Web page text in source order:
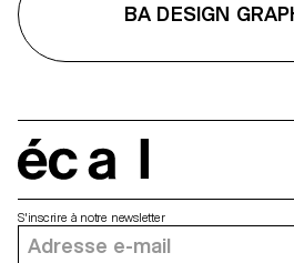
BA DESIGN
S'inscrire à notre newsletter